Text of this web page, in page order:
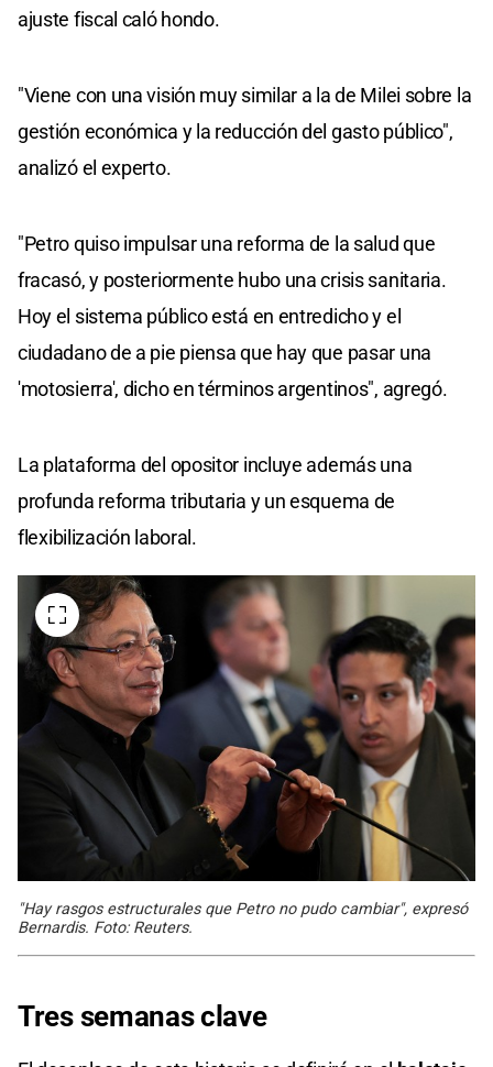
ajuste fiscal caló hondo.
"Viene con una visión muy similar a la de Milei sobre la
gestión económica y la reducción del gasto público",
analizó el experto.
"Petro quiso impulsar una reforma de la salud que
fracasó, y posteriormente hubo una crisis sanitaria.
Hoy el sistema público está en entredicho y el
ciudadano de a pie piensa que hay que pasar una
'motosierra', dicho en términos argentinos", agregó.
La plataforma del opositor incluye además una
profunda reforma tributaria y un esquema de
flexibilización laboral.
"Hay rasgos estructurales que Petro no pudo cambiar", expresó
Bernardis. Foto: Reuters.
Tres semanas clave